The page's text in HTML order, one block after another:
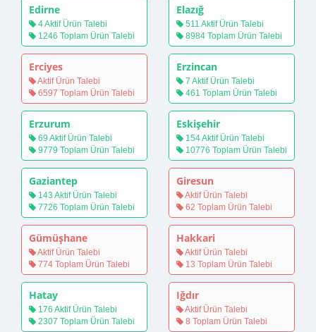
Edirne
4 Aktif Ürün Talebi
1246 Toplam Ürün Talebi
Elazığ
511 Aktif Ürün Talebi
8984 Toplam Ürün Talebi
Erciyes
Aktif Ürün Talebi
6597 Toplam Ürün Talebi
Erzincan
7 Aktif Ürün Talebi
461 Toplam Ürün Talebi
Erzurum
69 Aktif Ürün Talebi
9779 Toplam Ürün Talebi
Eskişehir
154 Aktif Ürün Talebi
10776 Toplam Ürün Talebi
Gaziantep
143 Aktif Ürün Talebi
7726 Toplam Ürün Talebi
Giresun
Aktif Ürün Talebi
62 Toplam Ürün Talebi
Gümüşhane
Aktif Ürün Talebi
774 Toplam Ürün Talebi
Hakkari
Aktif Ürün Talebi
13 Toplam Ürün Talebi
Hatay
176 Aktif Ürün Talebi
2307 Toplam Ürün Talebi
Iğdır
Aktif Ürün Talebi
8 Toplam Ürün Talebi